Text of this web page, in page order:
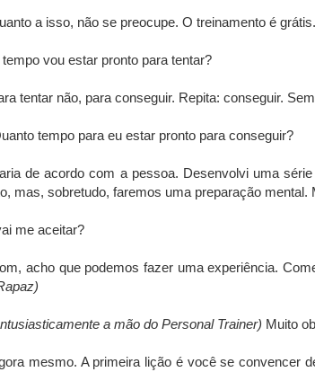
a isso, não se preocupe. O treinamento é
tempo vou estar pronto para tentar?
tentar não, para conseguir. Repita: conseguir.
tempo para eu estar pronto para conseguir?
de acordo com a pessoa. Desenvolvi uma
mas, sobretudo, faremos uma preparação mental.
me aceitar?
acho que podemos fazer uma experiência.
a mão do Personal Trainer) Muito
mesmo. A primeira lição é você se convencer